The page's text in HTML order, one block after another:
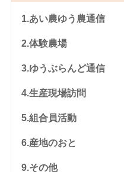
1.あい農ゆう農通信
2.体験農場
3.ゆうぶらんど通信
4.生産現場訪問
5.組合員活動
6.産地のおと
9.その他